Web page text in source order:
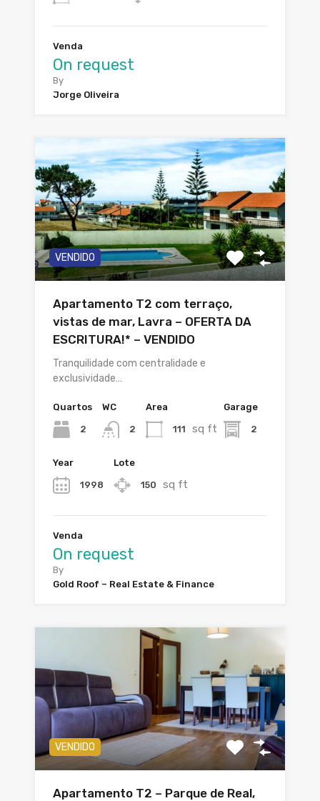
Venda
On request
By
Jorge Oliveira
VENDIDO
Apartamento T2 com terraço,
vistas de mar, Lavra – OFERTA DA
ESCRITURA!* – VENDIDO
Tranquilidade com centralidade e
exclusividade…
Quartos
2
WC
2
Area
111 sq ft
Garage
2
Year
1998
Lote
150 sq ft
Venda
On request
By
Gold Roof – Real Estate & Finance
VENDIDO
Apartamento T2 – Parque de Real,